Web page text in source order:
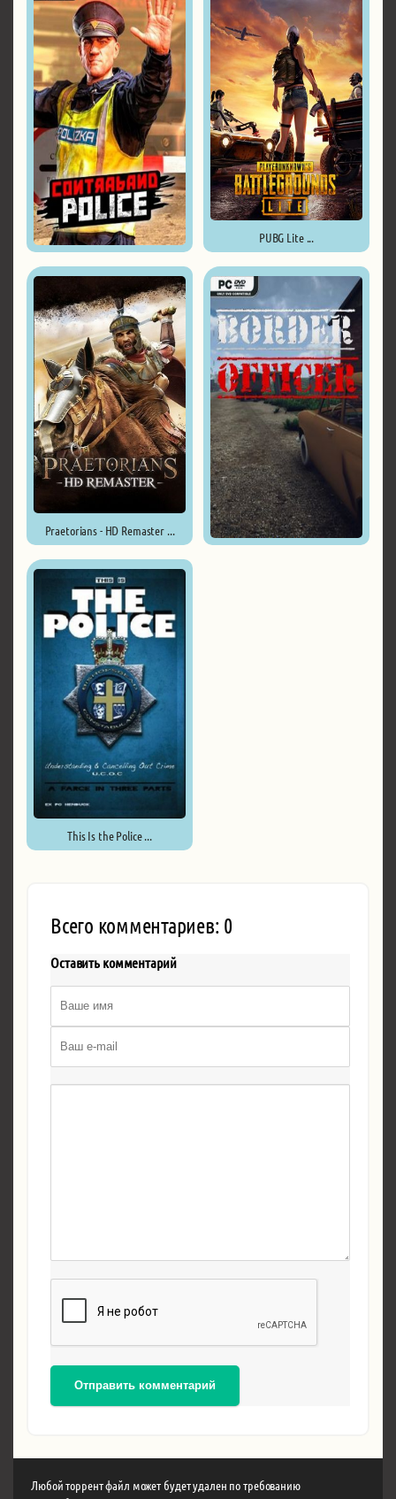
PUBG Lite ...
Praetorians - HD Remaster ...
This Is the Police ...
Всего комментариев: 0
Оставить комментарий
Отправить комментарий
Любой торрент файл может будет удален по требованию